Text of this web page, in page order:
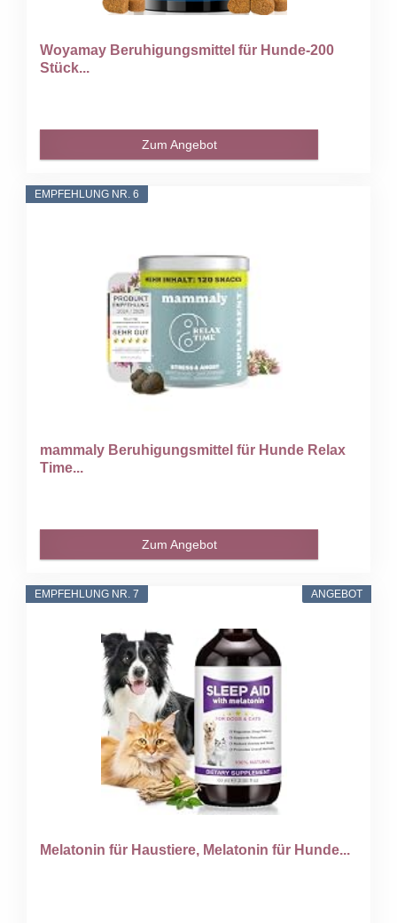
Woyamay Beruhigungsmittel für Hunde-200
Stück...
Zum Angebot
EMPFEHLUNG NR. 6
mammaly Beruhigungsmittel für Hunde Relax
Time...
Zum Angebot
ANGEBOT
EMPFEHLUNG NR. 7
Melatonin für Haustiere, Melatonin für Hunde...